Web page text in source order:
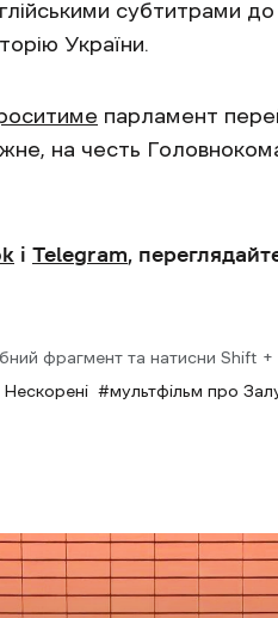
субтитрами до
України.
парламент
на честь
і Telegram,
фрагмент та натисни Shift +
Нескорені мультфільм про